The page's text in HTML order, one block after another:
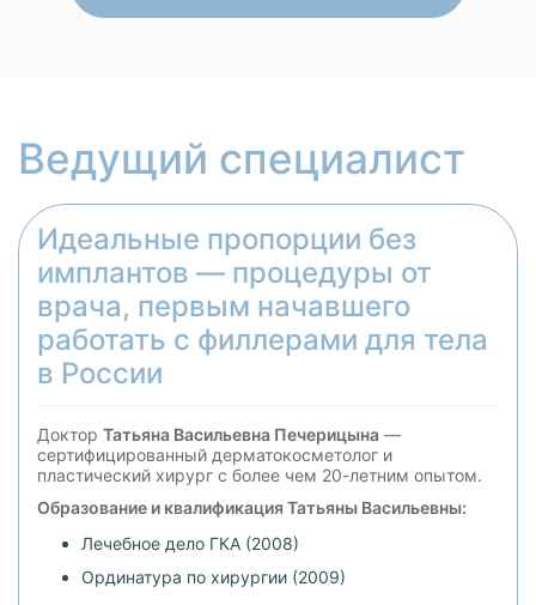
Ведущий специалист
Идеальные пропорции без
имплантов — процедуры от
врача, первым начавшего
работать с филлерами для тела
в России
Доктор Татьяна Васильевна Печерицына —
сертифицированный дерматокосметолог и
пластический хирург с более чем 20-летним опытом.
Образование и квалификация Татьяны Васильевны:
Лечебное дело ГКА (2008)
Ординатура по хирургии (2009)